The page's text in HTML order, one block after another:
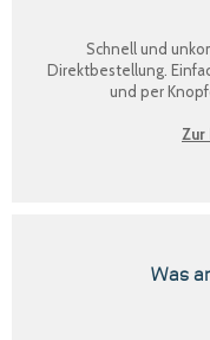
Schnell und
Direktbestellung .
und per
Zur
Was